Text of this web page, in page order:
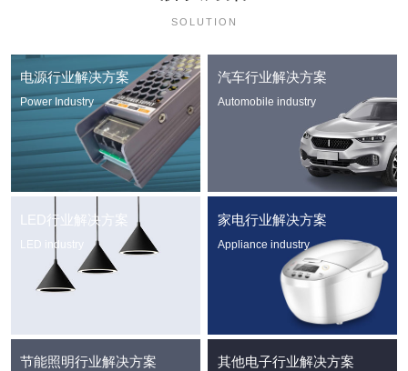
SOLUTION
电源行业解决方案
Power Industry
汽车行业解决方案
Automobile industry
LED行业解决方案
LED industry
家电行业解决方案
Appliance industry
节能照明行业解决方案 其他电子行业解决方案